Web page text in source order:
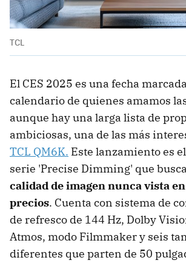
TCL
El CES 2025 es una fecha
calendario de quienes amamos
aunque hay una larga lista de
ambiciosas, una de las más
TCL QM6K. Este lanzamiento es
serie 'Precise Dimming' que
calidad de imagen nunca vista
precios. Cuenta con sistema de
de refresco de 144 Hz, Dolby
Atmos, modo Filmmaker y seis
diferentes que parten de 50